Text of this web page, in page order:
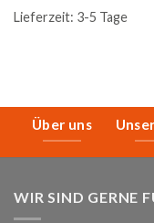
Lieferzeit: 3-5 Tage
Über uns
WIR SIND GERNE